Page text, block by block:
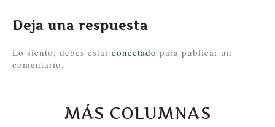
Deja una respuesta
Lo siento, debes estar conectado para publicar un
comentario.
MÁS COLUMNAS